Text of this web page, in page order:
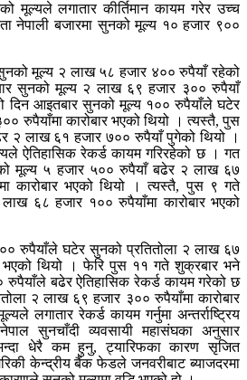
मूल्यले लगातार कीर्तिमान कायम गरेर उच्च
नेपाली बजारमा सुनको मूल्य १० हजार ९००
मूल्य २ लाख ५८ हजार ४०० रुपैयाँ रहेको
सुनको मूल्य २ लाख ६९ हजार ३०० रुपैयाँ
दिन आइतबार सुनको मूल्य १०० रुपैयाँले घटेर
रुपैयाँमा कारोबार भएको थियो । त्यस्तै, पुस
२ लाख ६१ हजार ७०० रुपैयाँ पुगेको थियो ।
ऐतिहासिक रेकर्ड कायम गरिरहेको छ । गत
मूल्य ५ हजार ५०० रुपैयाँ बढेर २ लाख ६७
कारोबार भएको थियो । त्यस्तै, पुस ९ गते
६८ हजार १०० रुपैयाँमा कारोबार भएको
रुपैयाँले घटेर सुनको प्रतितोला २ लाख ६७
भएको थियो । फेरि पुस ११ गते शुक्रबार भने
बढेर ऐतिहासिक रेकर्ड कायम गरेको छ
२ लाख ६९ हजार ३०० रुपैयाँमा कारोबार
लगातार रेकर्ड कायम गर्नुमा अन्तर्राष्ट्रिय
सुनचाँदी व्यवसायी महासंघका अनुसार
धेरै कम हुनु, ट्यारिफका कारण सृजित
केन्द्रीय बैंक फेडले जनवरीबाट ब्याजदरमा